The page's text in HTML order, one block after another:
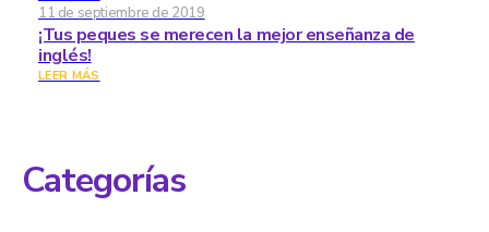
11 de septiembre de 2019
¡Tus peques se merecen la mejor enseñanza de
inglés!
LEER MÁS
Categorías